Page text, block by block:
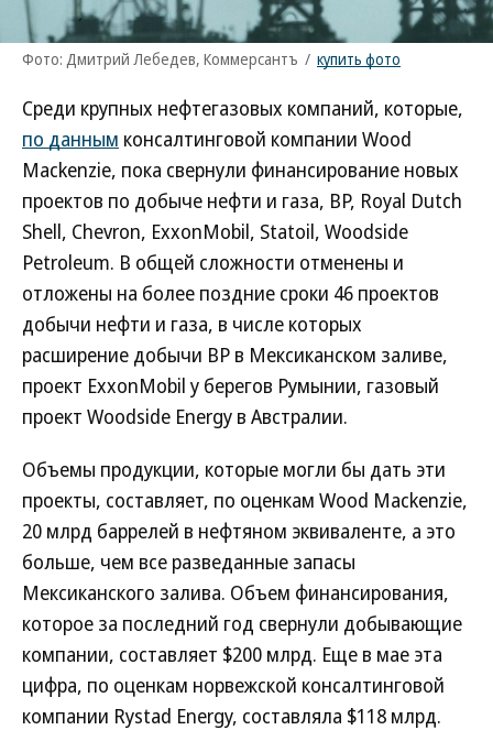
Фото: Дмитрий Лебедев, Коммерсантъ / купить фото
Среди крупных нефтегазовых компаний, которые,
по данным консалтинговой компании Wood
Mackenzie, пока свернули финансирование новых
проектов по добыче нефти и газа, BP, Royal Dutch
Shell, Chevron, ExxonMobil, Statoil, Woodside
Petroleum. В общей сложности отменены и
отложены на более поздние сроки 46 проектов
добычи нефти и газа, в числе которых
расширение добычи BP в Мексиканском заливе,
проект ExxonMobil у берегов Румынии, газовый
проект Woodside Energy в Австралии.
Объемы продукции, которые могли бы дать эти
проекты, составляет, по оценкам Wood Mackenzie,
20 млрд баррелей в нефтяном эквиваленте, а это
больше, чем все разведанные запасы
Мексиканского залива. Объем финансирования,
которое за последний год свернули добывающие
компании, составляет $200 млрд. Еще в мае эта
цифра, по оценкам норвежской консалтинговой
компании Rystad Energy, составляла $118 млрд.